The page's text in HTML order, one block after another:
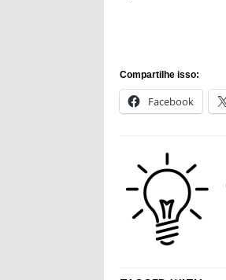
Compartilhe isso:
Facebook